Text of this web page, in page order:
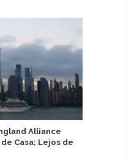
Alliance
Casa; Lejos de